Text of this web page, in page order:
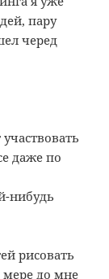
пару
черед
даже по
нибудь
рисовать
до мне